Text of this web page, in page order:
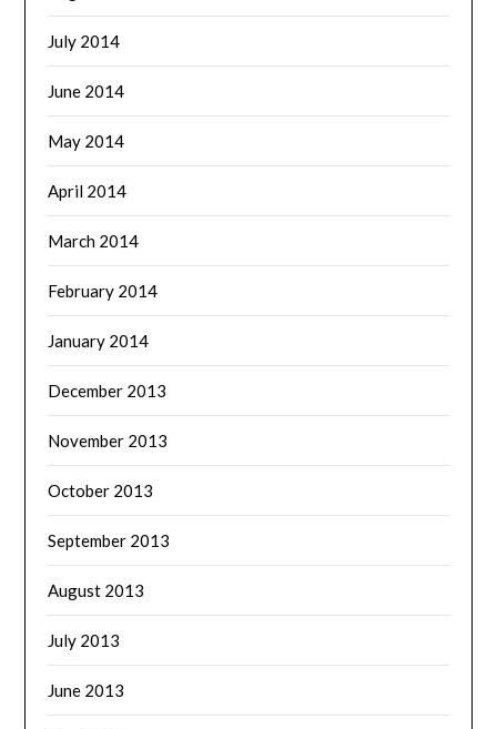
July 2014
June 2014
May 2014
April 2014
March 2014
February 2014
January 2014
December 2013
November 2013
October 2013
September 2013
August 2013
July 2013
June 2013